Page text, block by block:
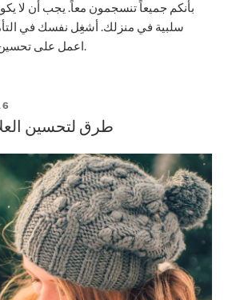
بأنكم جميعاً تنسجمون معاً. يجب أن لا
سلبية في منزلك. أشغِل نفسك في
اعمل على تحسين العلاقات في منزلك.
5 طرق لتحسين